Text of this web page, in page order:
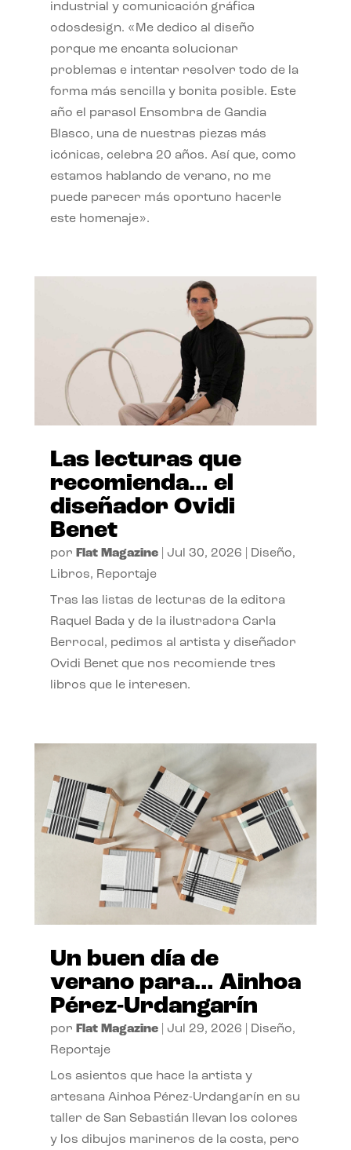
industrial y comunicación gráfica
odosdesign. «Me dedico al diseño
porque me encanta solucionar
problemas e intentar resolver todo de la
forma más sencilla y bonita posible. Este
año el parasol Ensombra de Gandia
Blasco, una de nuestras piezas más
icónicas, celebra 20 años. Así que, como
estamos hablando de verano, no me
puede parecer más oportuno hacerle
este homenaje».
Las lecturas que
recomienda… el
diseñador Ovidi
Benet
por Flat Magazine| Jul 30, 2026 Diseño,
Libros, Reportaje
Tras las listas de lecturas de la editora
Raquel Bada y de la ilustradora Carla
Berrocal, pedimos al artista y diseñador
Ovidi Benet que nos recomiende tres
libros que le interesen.
Un buen día de
verano para… Ainhoa
Pérez-Urdangarín
por Flat Magazine| Jul 29, 2026 Diseño,
Reportaje
Los asientos que hace la artista y
artesana Ainhoa Pérez-Urdangarín en su
taller de San Sebastián llevan los colores
y los dibujos marineros de la costa, pero